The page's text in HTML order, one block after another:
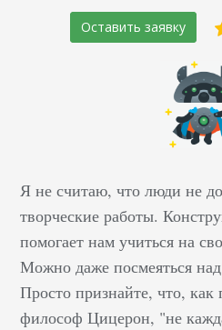
Оставить заявку
Я не считаю, что люди не
творческие работы.
помогает нам учиться на
Можно даже посмеяться
Просто признайте, что, как
философ Цицерон, "не